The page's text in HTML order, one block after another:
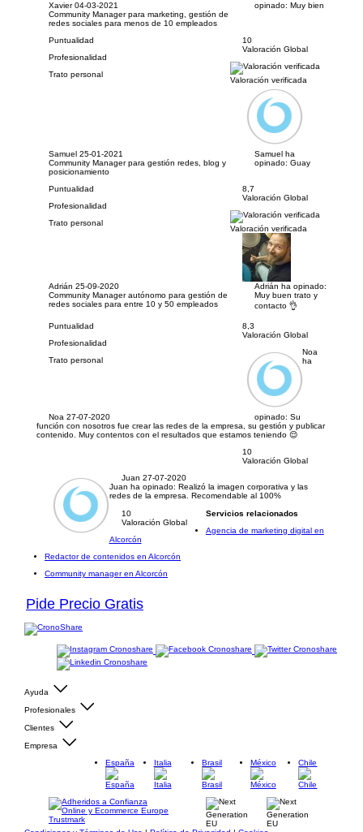
Xavier04-03-2021
Community Manager para marketing, gestión de
redes sociales para menos de 10 empleados
opinado: Muy bien
Puntualidad
Profesionalidad
Trato personal
10
Valoración Global
Valoración verificada
Samuel 25-01-2021
Community Manager para gestión redes, blog y
posicionamiento
Samuel ha
opinado: Guay
Puntualidad
Profesionalidad
Trato personal
8,7
Valoración Global
Valoración verificada
Adrián 25-09-2020
Community Manager autónomo para gestión de
redes sociales para entre 10 y 50 empleados
Adrián ha opinado:
Muy buen trato y
contacto 👌
Puntualidad
Profesionalidad
Trato personal
8,3
Valoración Global
Noa 27-07-2020
Noa
ha
opinado: Su
función con nosotros fue crear las redes de la empresa, su gestión y publicar
contenido. Muy contentos con el resultados que estamos teniendo 😌
10
Valoración Global
Juan 27-07-2020
Juan ha opinado: Realizó la imagen corporativa y las
redes de la empresa. Recomendable al 100%
10
Valoración Global
Servicios relacionados
Agencia de marketing digital en
Alcorcón
Redactor de contenidos en Alcorcón
Community manager en Alcorcón
Pide Precio Gratis
Ayuda
Profesionales
Clientes
Empresa
España
Italia Brasil México Chile